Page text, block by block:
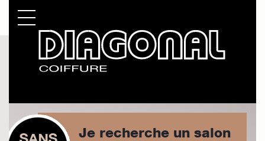
Je recherche un salon